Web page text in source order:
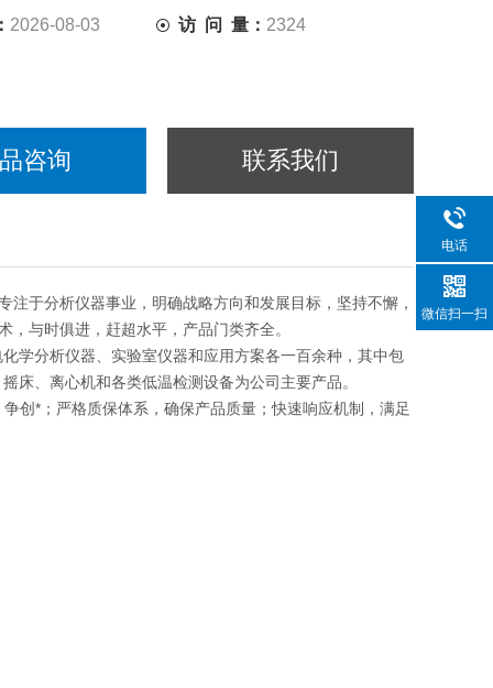
2026-08-03 访 问 量： 2324
咨询 联系我们
于分析仪器事业，明确战略方向和发展目标，坚持不懈，
与时俱进，赶超水平，产品门类齐全。
学分析仪器、实验室仪器和应用方案各一百余种，其中包
床、离心机和各类低温检测设备为公司主要产品。
创*；严格质保体系，确保产品质量；快速响应机制，满足
电话
微信扫一扫